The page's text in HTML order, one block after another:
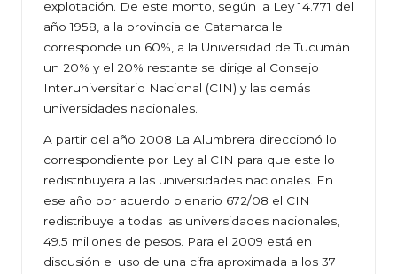
explotación. De este monto, según la Ley 14.771 del
año 1958, a la provincia de Catamarca le
corresponde un 60%, a la Universidad de Tucumán
un 20% y el 20% restante se dirige al Consejo
Interuniversitario Nacional (CIN) y las demás
universidades nacionales.
A partir del año 2008 La Alumbrera direccionó lo
correspondiente por Ley al CIN para que este lo
redistribuyera a las universidades nacionales. En
ese año por acuerdo plenario 672/08 el CIN
redistribuye a todas las universidades nacionales,
49.5 millones de pesos. Para el 2009 está en
discusión el uso de una cifra aproximada a los 37